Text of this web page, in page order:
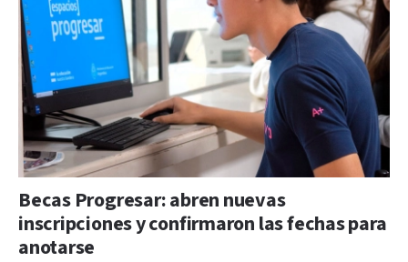
Becas Progresar: abren nuevas
inscripciones y confirmaron las fechas para
anotarse